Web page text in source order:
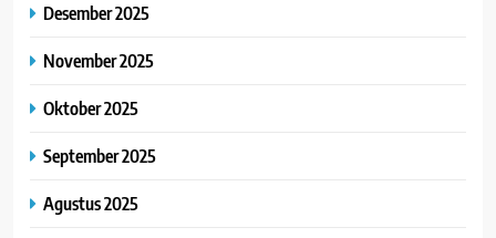
Desember 2025
November 2025
Oktober 2025
September 2025
Agustus 2025